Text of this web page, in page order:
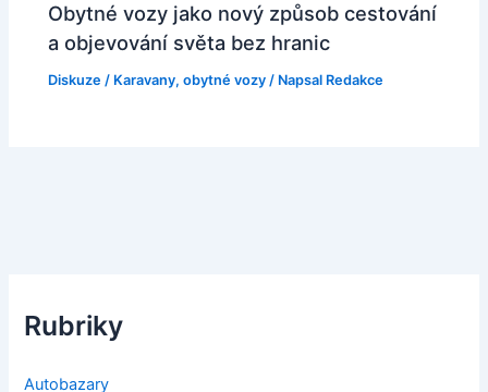
Obytné vozy jako nový způsob cestování
a objevování světa bez hranic
Diskuze / Karavany, obytné vozy / Napsal Redakce
Rubriky
Autobazary